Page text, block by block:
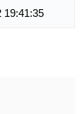
19:41:35